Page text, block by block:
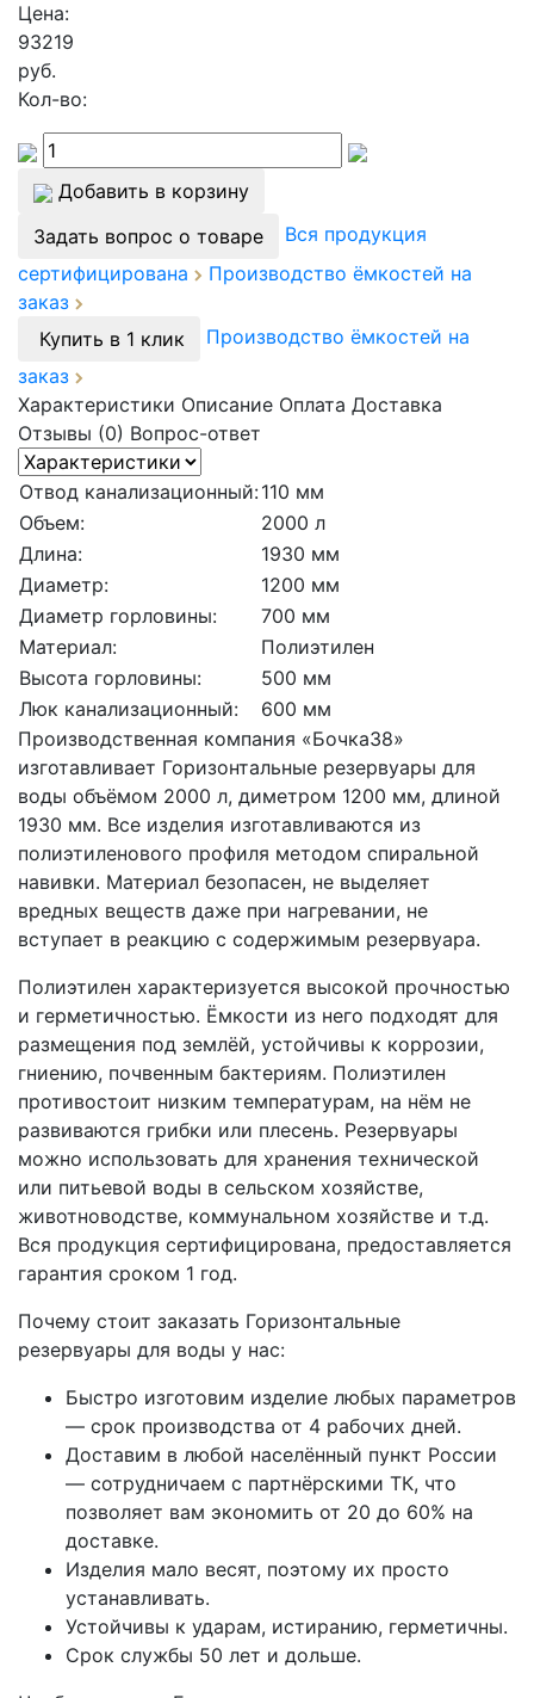
Цена:
93219
руб.
Кол-во:
Добавить в корзину
Задать вопрос о товаре
Вся продукция
сертифицирована
Производство ёмкостей на
заказ
Купить в 1 клик
Производство ёмкостей на
заказ
Характеристики Описание Оплата Доставка
Отзывы (0) Вопрос-ответ
Отвод канализационный:110 мм
Объем:
2000 л
Длина:
1930 мм
Диаметр:
1200 мм
Диаметр горловины:
700 мм
Материал:
Полиэтилен
Высота горловины:
500 мм
Люк канализационный:
600 мм
Производственная компания «Бочка38»
изготавливает Горизонтальные резервуары для
воды объёмом 2000 л, диметром 1200 мм, длиной
1930 мм. Все изделия изготавливаются из
полиэтиленового профиля методом спиральной
навивки. Материал безопасен, не выделяет
вредных веществ даже при нагревании, не
вступает в реакцию с содержимым резервуара.
Полиэтилен характеризуется высокой прочностью
и герметичностью. Ёмкости из него подходят для
размещения под землёй, устойчивы к коррозии,
гниению, почвенным бактериям. Полиэтилен
противостоит низким температурам, на нём не
развиваются грибки или плесень. Резервуары
можно использовать для хранения технической
или питьевой воды в сельском хозяйстве,
животноводстве, коммунальном хозяйстве и т.д.
Вся продукция сертифицирована, предоставляется
гарантия сроком 1 год.
Почему стоит заказать Горизонтальные
резервуары для воды у нас:
Быстро изготовим изделие любых параметров
— срок производства от 4 рабочих дней.
Доставим в любой населённый пункт России
— сотрудничаем с партнёрскими ТК, что
позволяет вам экономить от 20 до 60% на
доставке.
Изделия мало весят, поэтому их просто
устанавливать.
Устойчивы к ударам, истиранию, герметичны.
Срок службы 50 лет и дольше.